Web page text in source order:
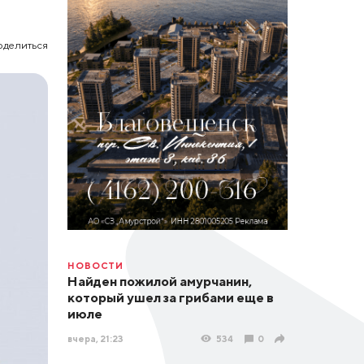
НОВОСТИ
Найден пожилой амурчанин,
который ушел за грибами еще в
июле
вчера, 21:23 534 0